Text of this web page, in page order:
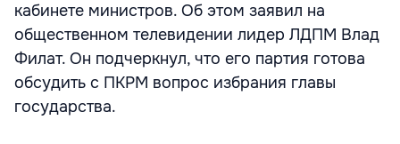
кабинете министров. Об этом заявил на
общественном телевидении лидер ЛДПМ Влад
Филат. Он подчеркнул, что его партия готова
обсудить с ПКРМ вопрос избрания главы
государства.